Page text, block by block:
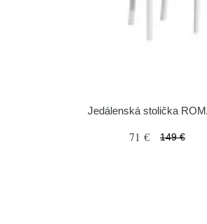
Jedálenská stolička
71 € 149 €